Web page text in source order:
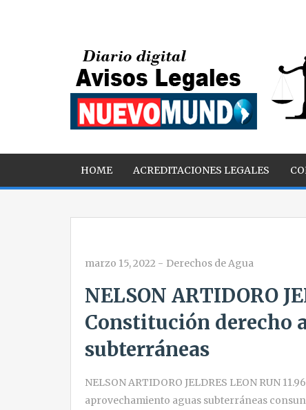
HOME ACREDITACIONES LEGALES
marzo 15, 2022 - Derechos de Agua
NELSON ARTIDORO
Constitución derecho
subterráneas
NELSON ARTIDORO JELDRES LEON RUN
aprovechamiento aguas subterráneas